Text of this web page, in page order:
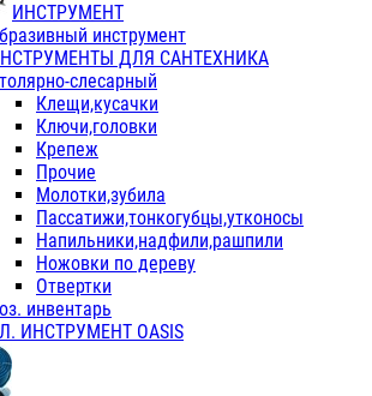
ИНСТРУМЕНТ
инструмент
ДЛЯ САНТЕХНИКА
слесарный
Клещи,кусачки
Ключи,головки
Крепеж
Прочие
Молотки,зубила
Пассатижи,тонкогубцы,утконосы
Напильники,надфили,рашпили
Ножовки по дереву
Отвертки
инвентарь
ИНСТРУМЕНТ OASIS